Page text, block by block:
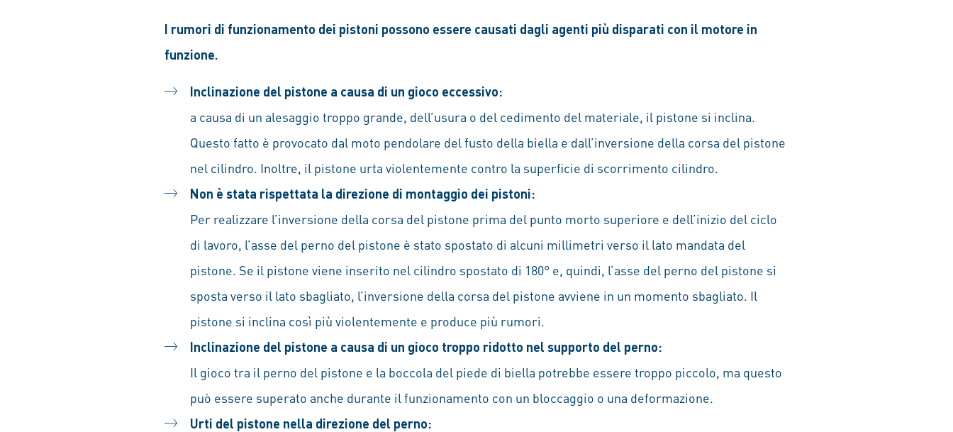
I rumori di funzionamento dei pistoni possono essere causati dagli agenti più disparati con il motore in
funzione.
Inclinazione del pistone a causa di un gioco eccessivo:
a causa di un alesaggio troppo grande, dell’usura o del cedimento del materiale, il pistone si inclina.
Questo fatto è provocato dal moto pendolare del fusto della biella e dall’inversione della corsa del pistone
nel cilindro. Inoltre, il pistone urta violentemente contro la superficie di scorrimento cilindro.
Non è stata rispettata la direzione di montaggio dei pistoni:
Per realizzare l’inversione della corsa del pistone prima del punto morto superiore e dell’inizio del ciclo
di lavoro, l’asse del perno del pistone è stato spostato di alcuni millimetri verso il lato mandata del
pistone. Se il pistone viene inserito nel cilindro spostato di 180° e, quindi, l’asse del perno del pistone si
sposta verso il lato sbagliato, l’inversione della corsa del pistone avviene in un momento sbagliato. Il
pistone si inclina così più violentemente e produce più rumori.
Inclinazione del pistone a causa di un gioco troppo ridotto nel supporto del perno:
Il gioco tra il perno del pistone e la boccola del piede di biella potrebbe essere troppo piccolo, ma questo
può essere superato anche durante il funzionamento con un bloccaggio o una deformazione.
Urti del pistone nella direzione del perno: